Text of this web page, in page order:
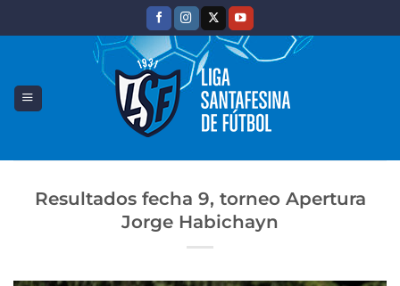
Resultados fecha 9, torneo Apertura
Jorge Habichayn